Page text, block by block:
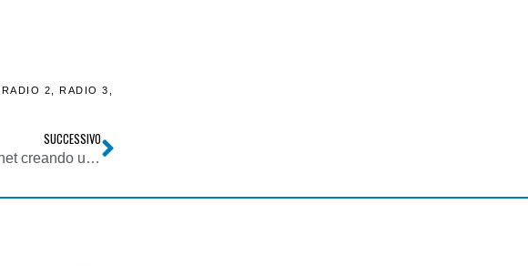
RADIO 2 RADIO 3
SUCCESSIVO
Audioproduzioni. Voci.fm si sdoppia in Voci.net creando un motore di ricerca di 3000 speaker italiani